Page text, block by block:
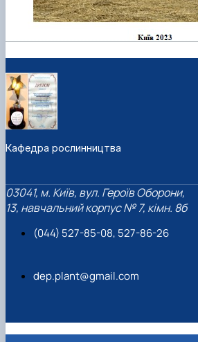
Кафедра рослинництва
03041, м. Київ, вул. Героїв Оборони,
13, навчальний корпус № 7, кімн. 8б
(044) 527-85-08, 527-86-26
dep.plant@gmail.com